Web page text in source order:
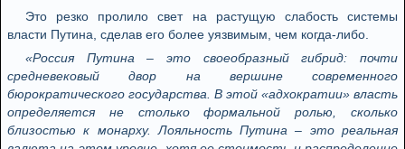
Это резко пролило свет на растущую слабость системы
власти Путина, сделав его более уязвимым, чем когда-либо.
«Россия Путина – это своеобразный гибрид: почти
средневековый двор на вершине современного
бюрократического государства. В этой «адхократии» власть
определяется не столько формальной ролью, сколько
близостью к монарху. Лояльность Путина – это реальная